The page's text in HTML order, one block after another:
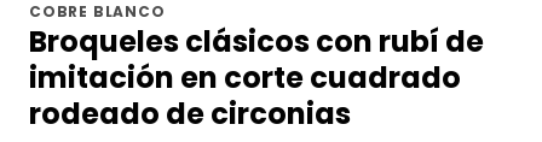
COBRE BLANCO
Broqueles clásicos con rubí de
imitación en corte cuadrado
rodeado de circonias